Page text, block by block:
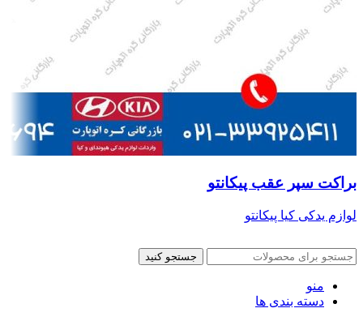
براکت سپر عقب پیکانتو
لوازم یدکی کیا پیکانتو
جستجو کنید
منو
دسته بندی ها